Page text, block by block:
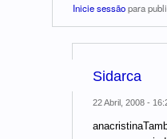
Inicie sessãopara
Sidarca
22 Abril, 2008 -